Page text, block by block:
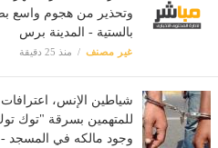
وتحذير من هجوم واسع
بالستية - المدينة برس
غير مصنف منذ 25 دقيقة
شياطين الإنس،
للمتهمين بسرقة "توك
وجود مالكه في المسجد -